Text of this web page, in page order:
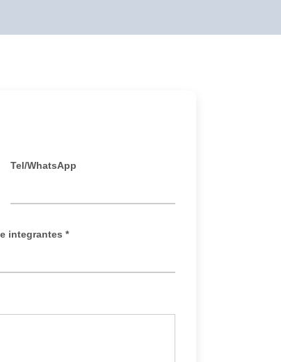
Tel/WhatsApp
integrantes *